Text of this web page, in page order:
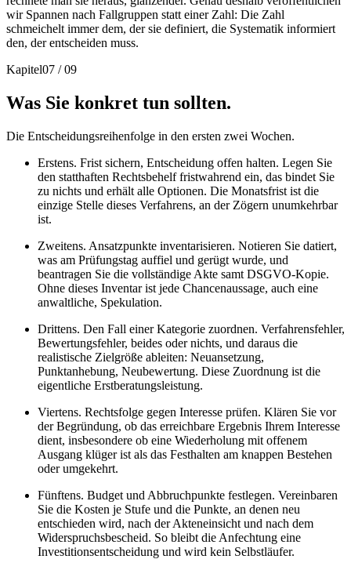
wir Spannen nach Fallgruppen statt einer Zahl: Die Zahl
schmeichelt immer dem, der sie definiert, die Systematik informiert
den, der entscheiden muss.
Kapitel07 /09
Was Sie konkret tun sollten.
Die Entscheidungsreihenfolge in den ersten zwei Wochen.
Erstens. Frist sichern, Entscheidung offen halten. Legen Sie
den statthaften Rechtsbehelf fristwahrend ein, das bindet Sie
zu nichts und erhält alle Optionen. Die Monatsfrist ist die
einzige Stelle dieses Verfahrens, an der Zögern unumkehrbar
ist.
Zweitens. Ansatzpunkte inventarisieren. Notieren Sie datiert,
was am Prüfungstag auffiel und gerügt wurde, und
beantragen Sie die vollständige Akte samt DSGVO-Kopie.
Ohne dieses Inventar ist jede Chancenaussage, auch eine
anwaltliche, Spekulation.
Drittens. Den Fall einer Kategorie zuordnen. Verfahrensfehler,
Bewertungsfehler, beides oder nichts, und daraus die
realistische Zielgröße ableiten: Neuansetzung,
Punktanhebung, Neubewertung. Diese Zuordnung ist die
eigentliche Erstberatungsleistung.
Viertens. Rechtsfolge gegen Interesse prüfen. Klären Sie vor
der Begründung, ob das erreichbare Ergebnis Ihrem Interesse
dient, insbesondere ob eine Wiederholung mit offenem
Ausgang klüger ist als das Festhalten am knappen Bestehen
oder umgekehrt.
Fünftens. Budget und Abbruchpunkte festlegen. Vereinbaren
Sie die Kosten je Stufe und die Punkte, an denen neu
entschieden wird, nach der Akteneinsicht und nach dem
Widerspruchsbescheid. So bleibt die Anfechtung eine
Investitionsentscheidung und wird kein Selbstläufer.